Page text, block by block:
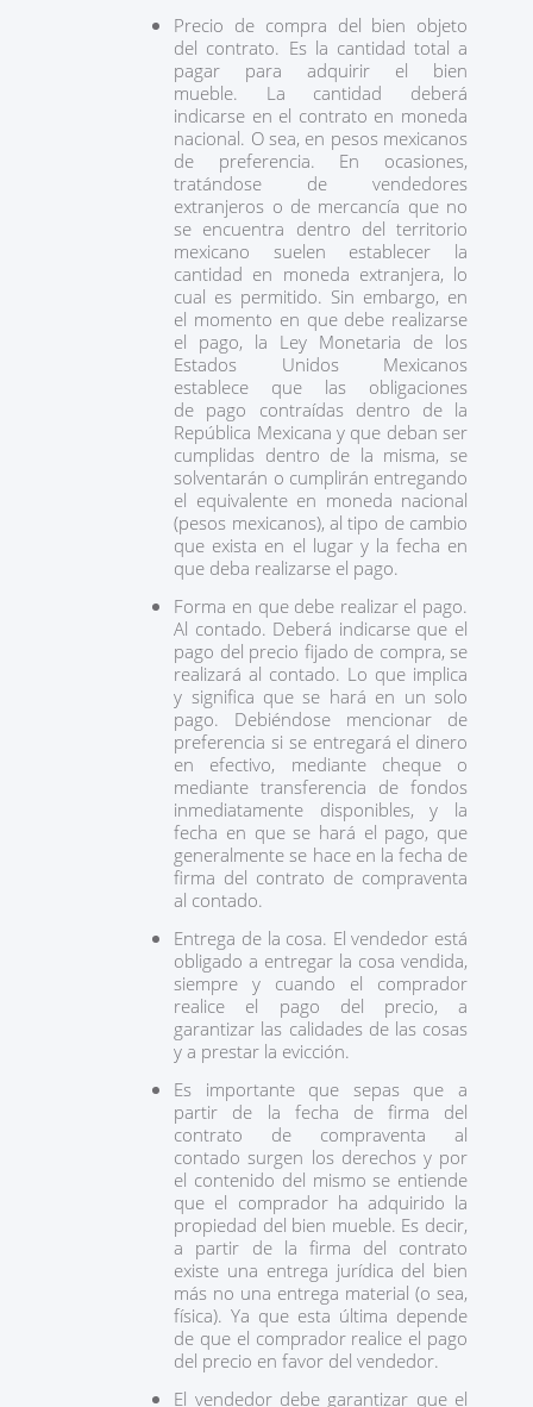
Precio de compra del bien objeto
del contrato. Es la cantidad total a
pagar para adquirir el bien
mueble. La cantidad deberá
indicarse en el contrato en moneda
nacional. O sea, en pesos mexicanos
de preferencia. En ocasiones,
tratándose de vendedores
extranjeros o de mercancía que no
se encuentra dentro del territorio
mexicano suelen establecer la
cantidad en moneda extranjera, lo
cual es permitido. Sin embargo, en
el momento en que debe realizarse
el pago, la Ley Monetaria de los
Estados Unidos Mexicanos
establece que las obligaciones
de pago contraídas dentro de la
República Mexicana y que deban ser
cumplidas dentro de la misma, se
solventarán o cumplirán entregando
el equivalente en moneda nacional
(pesos mexicanos), al tipo de cambio
que exista en el lugar y la fecha en
que deba realizarse el pago.
Forma en que debe realizar el pago.
Al contado. Deberá indicarse que el
pago del precio fijado de compra, se
realizará al contado. Lo que implica
y significa que se hará en un solo
pago. Debiéndose mencionar de
preferencia si se entregará el dinero
en efectivo, mediante cheque o
mediante transferencia de fondos
inmediatamente disponibles, y la
fecha en que se hará el pago, que
generalmente se hace en la fecha de
firma del contrato de compraventa
al contado.
Entrega de la cosa. El vendedor está
obligado a entregar la cosa vendida,
siempre y cuando el comprador
realice el pago del precio, a
garantizar las calidades de las cosas
y a prestar la evicción.
Es importante que sepas que a
partir de la fecha de firma del
contrato de compraventa al
contado surgen los derechos y por
el contenido del mismo se entiende
que el comprador ha adquirido la
propiedad del bien mueble. Es decir,
a partir de la firma del contrato
existe una entrega jurídica del bien
más no una entrega material (o sea,
física). Ya que esta última depende
de que el comprador realice el pago
del precio en favor del vendedor.
El vendedor debe garantizar que el